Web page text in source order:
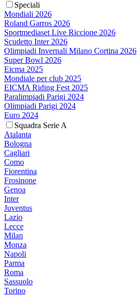
Speciali
Mondiali 2026
Roland Garros 2026
Sportmediaset Live Riccione 2026
Scudetto Inter 2026
Olimpiadi Invernali Milano Cortina 2026
Super Bowl 2026
Eicma 2025
Mondiale per club 2025
EICMA Riding Fest 2025
Paralimpiadi Parigi 2024
Olimpiadi Parigi 2024
Euro 2024
Squadra Serie A
Atalanta
Bologna
Cagliari
Como
Fiorentina
Frosinone
Genoa
Inter
Juventus
Lazio
Lecce
Milan
Monza
Napoli
Parma
Roma
Sassuolo
Torino